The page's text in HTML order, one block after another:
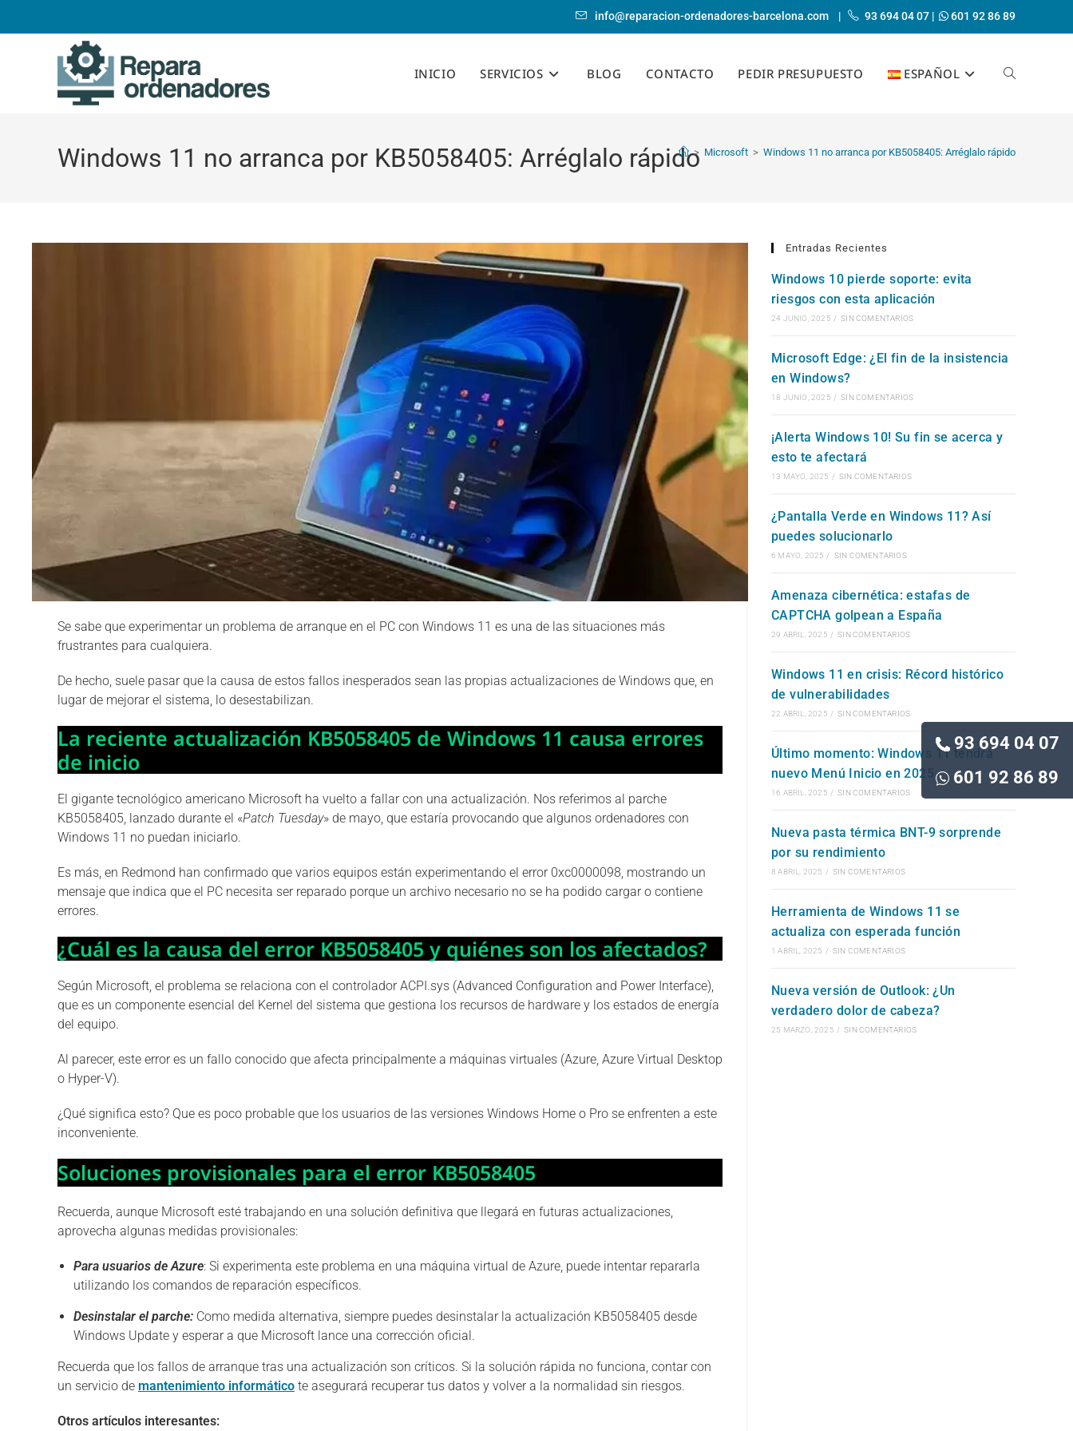
93 694 04 07
601 92 86 89
info@reparacion-ordenadores-barcelona.com | 93 694 04 07 | 601 92 86 89
INICIO SERVICIOS BLOG CONTACTO PEDIR PRESUPUESTO ESPAÑOL ALTERNAR
BÚSQUEDA
Windows 11 no arranca por KB5058405: Arréglalo rápido
> Microsoft > Windows 11 no arranca por KB5058405: Arréglalo rápido
Se sabe que experimentar un problema de arranque en el PC con Windows 11 es una de las situaciones más
frustrantes para cualquiera.
De hecho, suele pasar que la causa de estos fallos inesperados sean las propias actualizaciones de Windows que, en
lugar de mejorar el sistema, lo desestabilizan.
La reciente actualización KB5058405 de Windows 11 causa errores
de inicio
El gigante tecnológico americano Microsoft ha vuelto a fallar con una actualización. Nos referimos al parche
KB5058405, lanzado durante el «Patch Tuesday» de mayo, que estaría provocando que algunos ordenadores con
Windows 11 no puedan iniciarlo.
Es más, en Redmond han confirmado que varios equipos están experimentando el error 0xc0000098, mostrando un
mensaje que indica que el PC necesita ser reparado porque un archivo necesario no se ha podido cargar o contiene
errores.
¿Cuál es la causa del error KB5058405 y quiénes son los afectados?
Según Microsoft, el problema se relaciona con el controlador ACPI.sys (Advanced Configuration and Power Interface),
que es un componente esencial del Kernel del sistema que gestiona los recursos de hardware y los estados de energía
del equipo.
Al parecer, este error es un fallo conocido que afecta principalmente a máquinas virtuales (Azure, Azure Virtual Desktop
o Hyper-V).
¿Qué significa esto? Que es poco probable que los usuarios de las versiones Windows Home o Pro se enfrenten a este
inconveniente.
Soluciones provisionales para el error KB5058405
Recuerda, aunque Microsoft esté trabajando en una solución definitiva que llegará en futuras actualizaciones,
aprovecha algunas medidas provisionales:
Para usuarios de Azure: Si experimenta este problema en una máquina virtual de Azure, puede intentar repararla
utilizando los comandos de reparación específicos.
Desinstalar el parche: Como medida alternativa, siempre puedes desinstalar la actualización KB5058405 desde
Windows Update y esperar a que Microsoft lance una corrección oficial.
Recuerda que los fallos de arranque tras una actualización son críticos. Si la solución rápida no funciona, contar con
un servicio de mantenimiento informático te asegurará recuperar tus datos y volver a la normalidad sin riesgos.
Otros artículos interesantes:
Entradas Recientes
Windows 10 pierde soporte: evita
riesgos con esta aplicación
24 JUNIO, 2025 / SIN COMENTARIOS
Microsoft Edge: ¿El fin de la insistencia
en Windows?
18 JUNIO, 2025 / SIN COMENTARIOS
¡Alerta Windows 10! Su fin se acerca y
esto te afectará
13 MAYO, 2025 / SIN COMENTARIOS
¿Pantalla Verde en Windows 11? Así
puedes solucionarlo
6 MAYO, 2025 / SIN COMENTARIOS
Amenaza cibernética: estafas de
CAPTCHA golpean a España
29 ABRIL, 2025 / SIN COMENTARIOS
Windows 11 en crisis: Récord histórico
de vulnerabilidades
22 ABRIL, 2025 / SIN COMENTARIOS
Último momento: Windows 11 tendrá
nuevo Menú Inicio en 2025
16 ABRIL, 2025 / SIN COMENTARIOS
Nueva pasta térmica BNT-9 sorprende
por su rendimiento
8 ABRIL, 2025 / SIN COMENTARIOS
Herramienta de Windows 11 se
actualiza con esperada función
1 ABRIL, 2025 / SIN COMENTARIOS
Nueva versión de Outlook: ¿Un
verdadero dolor de cabeza?
25 MARZO, 2025 / SIN COMENTARIOS